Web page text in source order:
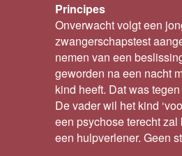
Principes
Onverwacht volgt een
zwangerschapstest
nemen van een
geworden na een nacht
kind heeft. Dat was
De vader wil het kind
een psychose terecht
een hulpverlener. Geen